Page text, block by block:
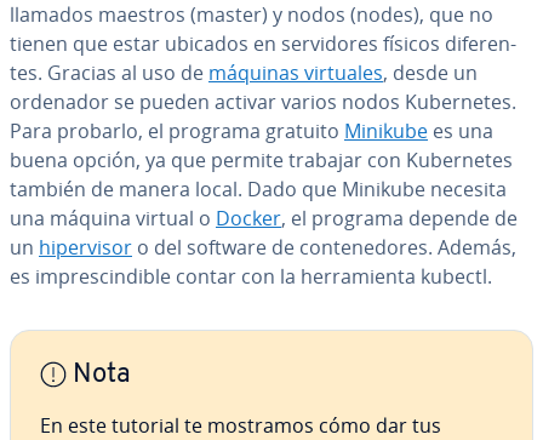
llamados maestros (master) y nodos (nodes), que no
tienen que estar ubicados en se­r­vi­do­res físicos di­fe­re­n­
tes. Gracias al uso de máquinas virtuales, desde un
ordenador se pueden activar varios nodos Ku­be­r­ne­tes.
Para probarlo, el programa gratuito Minikube es una
buena opción, ya que permite trabajar con Ku­be­r­ne­tes
también de manera local. Dado que Minikube necesita
una máquina virtual o Docker, el programa depende de
un hi­pe­r­vi­sor o del software de co­n­te­ne­do­res. Además,
es im­pre­s­ci­n­di­ble contar con la he­rra­mie­n­ta kubectl.
Nota
En este tutorial te mostramos cómo dar tus